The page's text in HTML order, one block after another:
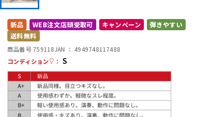
配信/ライブ機器 楽器アクセサリ
中古
新品 WEB注文店頭受取可 キャンペーン
弾きやすい
送料無料
商品番号 759118JAN ： 4949748117488
コンディション
： S